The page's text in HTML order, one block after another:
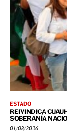
ESTADO
REIVINDICA
SOBERANÍA
01/08/2026